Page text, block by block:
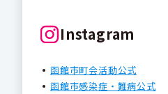
Instagram
函館市町会活動公式
函館市感染症・難病公式